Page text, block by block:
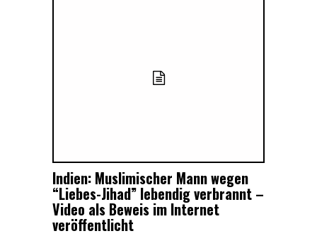
Indien: Muslimischer Mann wegen
“Liebes-Jihad” lebendig verbrannt –
Video als Beweis im Internet
veröffentlicht